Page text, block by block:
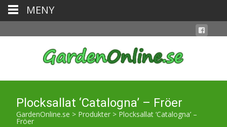
Plocksallat ‘Catalogna’ – Fröer
GardenOnline.se > Produkter > Plocksallat ‘Catalogna’ –
Fröer
MENY